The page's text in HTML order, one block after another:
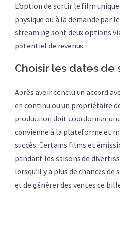
L’option de sortir le film
physique ou à la demande par
streaming sont deux options
potentiel de revenus.
Choisir les dates de
Après avoir conclu un accord
en continu ou un propriétaire
production doit coordonner
convienne à la plateforme et
succès. Certains films et
pendant les saisons de
lorsqu’il y a plus de chances
et de générer des ventes de